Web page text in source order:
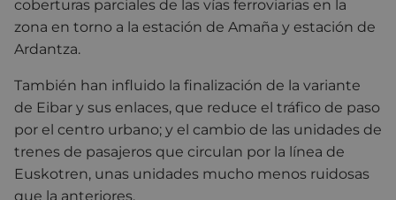
coberturas parciales de las vías ferroviarias en la
zona en torno a la estación de Amaña y estación de
Ardantza.
También han influido la finalización de la variante
de Eibar y sus enlaces, que reduce el tráfico de paso
por el centro urbano; y el cambio de las unidades de
trenes de pasajeros que circulan por la línea de
Euskotren, unas unidades mucho menos ruidosas
que la anteriores.